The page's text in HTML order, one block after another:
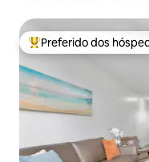
Entre os melhores
Preferido dos